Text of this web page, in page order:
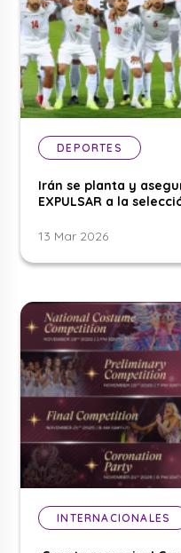
DEPORTES
Irán se planta y
EXPULSAR a la
13 Mar 2026
INTERNACIONALES